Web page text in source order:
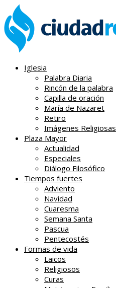
Iglesia
Palabra Diaria
Rincón de la palabra
Capilla de oración
María de Nazaret
Retiro
Imágenes Religiosas
Plaza Mayor
Actualidad
Especiales
Diálogo Filosófico
Tiempos fuertes
Adviento
Navidad
Cuaresma
Semana Santa
Pascua
Pentecostés
Formas de vida
Laicos
Religiosos
Curas